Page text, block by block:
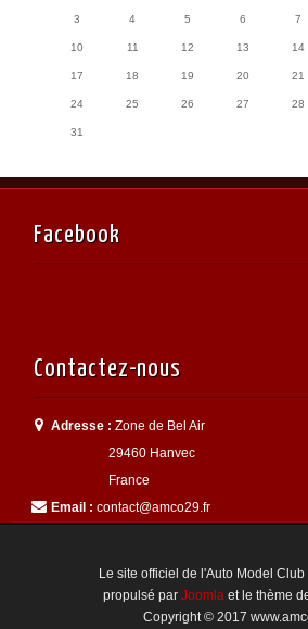
3 4 5 6 7
10 11 12 13 14
17 18 19 20 21
24 25 26 27 28
31
Facebook
Contactez-nous
Adresse : Zone de Bel Air
29460 Hanvec
France
Email : contact@amco29.fr
Le site officiel de l'Auto Model
propulsé par Joomlaet le thème
Copyright © 2017